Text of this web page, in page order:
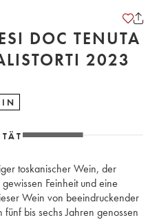
DOC TENUTA
DI VALGIANO PALISTORTI 2023
toskanischer Wein, der
Feinheit und eine
Wein von beeindruckender
bis sechs Jahren genossen